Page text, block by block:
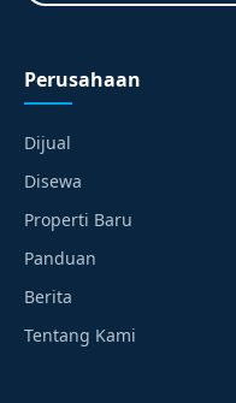
Perusahaan
Dijual
Disewa
Properti Baru
Panduan
Berita
Tentang Kami